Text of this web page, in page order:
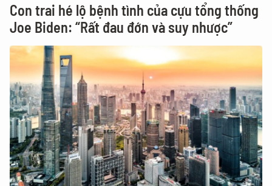
Con trai hé lộ bệnh tình của cựu tổng thống
Joe Biden: “Rất đau đớn và suy nhược”